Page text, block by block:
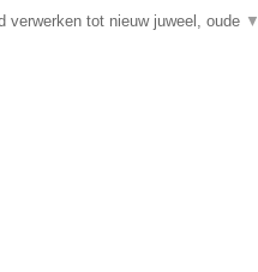
verwerken tot nieuw juweel, oude ▼